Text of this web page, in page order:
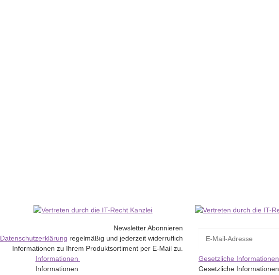
Newsletter Abonnieren
Datenschutzerklärung regelmäßig und jederzeit widerruflich
Informationen zu Ihrem Produktsortiment per E-Mail zu.
Informationen
Informationen
Gesetzliche Informationen
Gesetzliche Informationen